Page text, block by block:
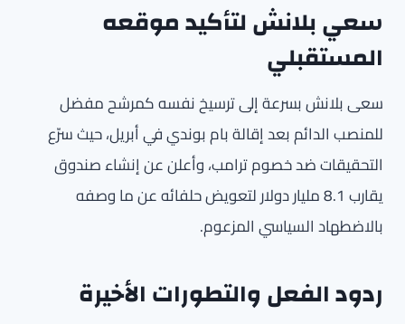
سعي بلانش لتأكيد موقعه
المستقبلي
سعى بلانش بسرعة إلى ترسيخ نفسه كمرشح مفضل
للمنصب الدائم بعد إقالة بام بوندي في أبريل، حيث سرّع
التحقيقات ضد خصوم ترامب، وأعلن عن إنشاء صندوق
يقارب 8.1 مليار دولار لتعويض حلفائه عن ما وصفه
بالاضطهاد السياسي المزعوم.
ردود الفعل والتطورات الأخيرة